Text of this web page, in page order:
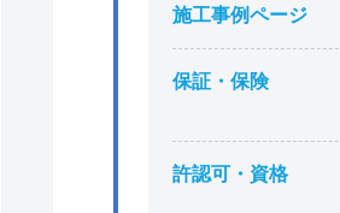
施工事例ページ
保証・保険
許認可・資格